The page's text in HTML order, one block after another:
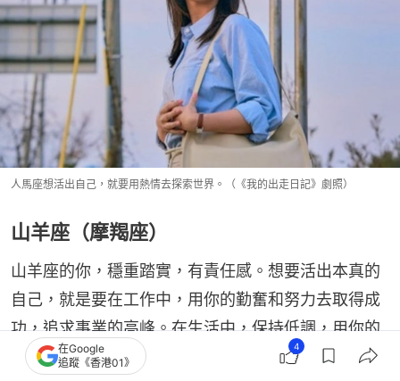
人馬座想活出自己，就要用熱情去探索世界。（《我的出走日記》劇照）
山羊座（摩羯座）
山羊座的你，穩重踏實，有責任感。想要活出本真的
自己，就是要在工作中，用你的勤奮和努力去取得成
功，追求事業的高峰。在生活中，保持低調，用你的
智慧去處理問題。關心家人和朋友，用你的耐心和細
在Google
追蹤《香港01》
4